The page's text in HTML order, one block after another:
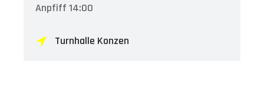
Anpfiff 14:00
Turnhalle Konzen